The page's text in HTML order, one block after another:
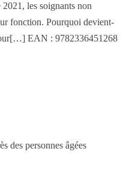
les soignants non
fonction. Pourquoi devient-
EAN : 9782336451268
des personnes âgées